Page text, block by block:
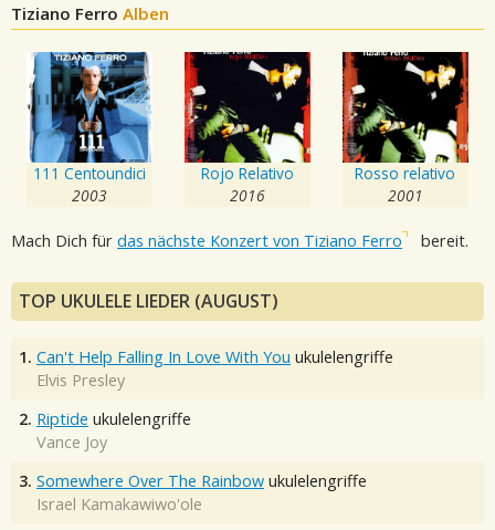
Tiziano Ferro Alben
111 Centoundici
2003
Rojo Relativo
2016
Rosso relativo
2001
Mach Dich für das nächste Konzert von Tiziano Ferro bereit.
TOP UKULELE LIEDER (AUGUST)
1. Can't Help Falling In Love With You ukulelengriffe
Elvis Presley
2. Riptide ukulelengriffe
Vance Joy
3. Somewhere Over The Rainbow ukulelengriffe
Israel Kamakawiwo'ole